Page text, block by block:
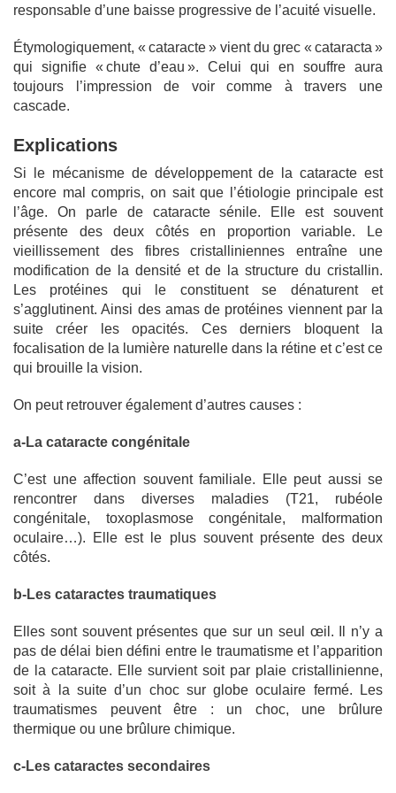
responsable d’une baisse progressive de l’acuité visuelle.
Étymologiquement, « cataracte » vient du grec « cataracta »
qui signifie « chute d’eau ». Celui qui en souffre aura
toujours l’impression de voir comme à travers une
cascade.
Explications
Si le mécanisme de développement de la cataracte est
encore mal compris, on sait que l’étiologie principale est
l’âge. On parle de cataracte sénile. Elle est souvent
présente des deux côtés en proportion variable. Le
vieillissement des fibres cristalliniennes entraîne une
modification de la densité et de la structure du cristallin.
Les protéines qui le constituent se dénaturent et
s’agglutinent. Ainsi des amas de protéines viennent par la
suite créer les opacités. Ces derniers bloquent la
focalisation de la lumière naturelle dans la rétine et c’est ce
qui brouille la vision.
On peut retrouver également d’autres causes :
a-La cataracte congénitale
C’est une affection souvent familiale. Elle peut aussi se
rencontrer dans diverses maladies (T21, rubéole
congénitale, toxoplasmose congénitale, malformation
oculaire…). Elle est le plus souvent présente des deux
côtés.
b-Les cataractes traumatiques
Elles sont souvent présentes que sur un seul œil. Il n’y a
pas de délai bien défini entre le traumatisme et l’apparition
de la cataracte. Elle survient soit par plaie cristallinienne,
soit à la suite d’un choc sur globe oculaire fermé. Les
traumatismes peuvent être : un choc, une brûlure
thermique ou une brûlure chimique.
c-Les cataractes secondaires